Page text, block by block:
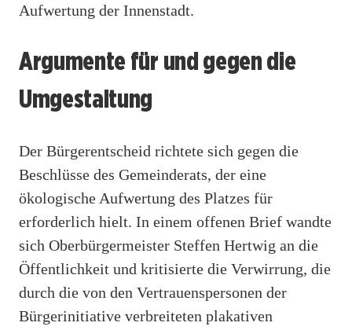
Aufwertung der Innenstadt.
Argumente für und gegen die
Umgestaltung
Der Bürgerentscheid richtete sich gegen die
Beschlüsse des Gemeinderats, der eine
ökologische Aufwertung des Platzes für
erforderlich hielt. In einem offenen Brief wandte
sich Oberbürgermeister Steffen Hertwig an die
Öffentlichkeit und kritisierte die Verwirrung, die
durch die von den Vertrauenspersonen der
Bürgerinitiative verbreiteten plakativen